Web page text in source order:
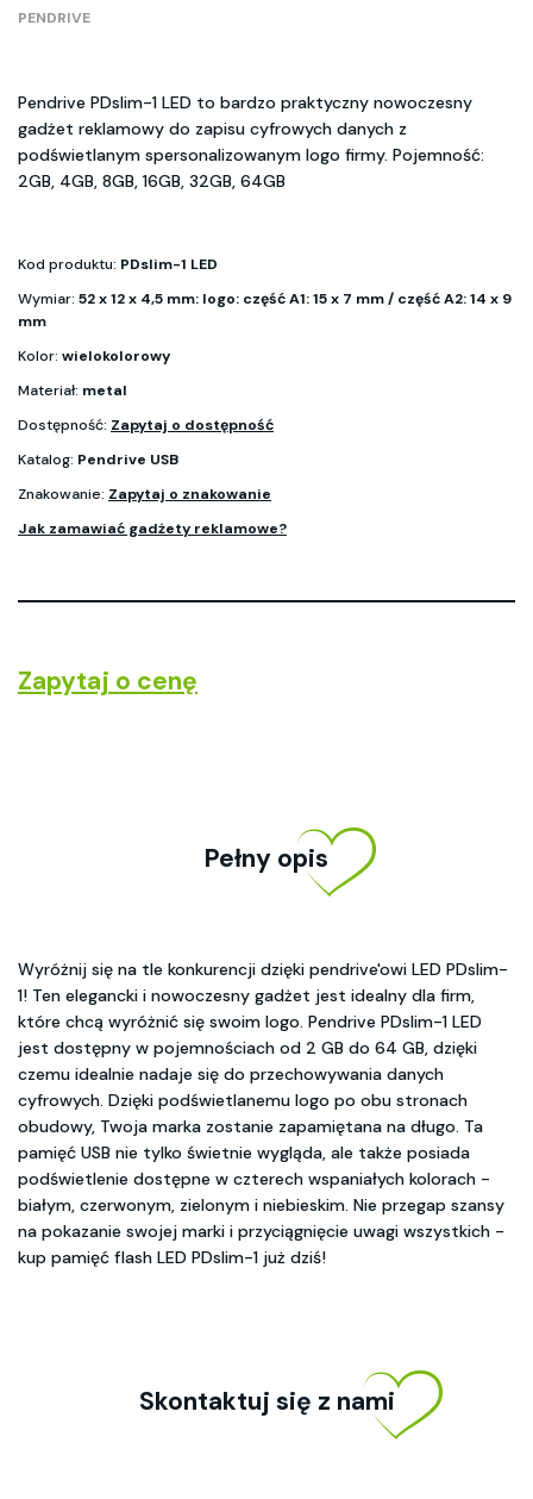
PENDRIVE
Pendrive PDslim-1 LED to bardzo praktyczny nowoczesny
gadżet reklamowy do zapisu cyfrowych danych z
podświetlanym spersonalizowanym logo firmy. Pojemność:
2GB, 4GB, 8GB, 16GB, 32GB, 64GB
Kod produktu: PDslim-1 LED
Wymiar: 52 x 12 x 4,5 mm: logo: część A1: 15 x 7 mm / część A2: 14 x 9
mm
Kolor: wielokolorowy
Materiał: metal
Dostępność: Zapytaj o dostępność
Katalog: Pendrive USB
Znakowanie: Zapytaj o znakowanie
Jak zamawiać gadżety reklamowe?
Zapytaj o cenę
Pełny opis
Wyróżnij się na tle konkurencji dzięki pendrive'owi LED PDslim-
1! Ten elegancki i nowoczesny gadżet jest idealny dla firm,
które chcą wyróżnić się swoim logo. Pendrive PDslim-1 LED
jest dostępny w pojemnościach od 2 GB do 64 GB, dzięki
czemu idealnie nadaje się do przechowywania danych
cyfrowych. Dzięki podświetlanemu logo po obu stronach
obudowy, Twoja marka zostanie zapamiętana na długo. Ta
pamięć USB nie tylko świetnie wygląda, ale także posiada
podświetlenie dostępne w czterech wspaniałych kolorach -
białym, czerwonym, zielonym i niebieskim. Nie przegap szansy
na pokazanie swojej marki i przyciągnięcie uwagi wszystkich -
kup pamięć flash LED PDslim-1 już dziś!
Skontaktuj się z nami